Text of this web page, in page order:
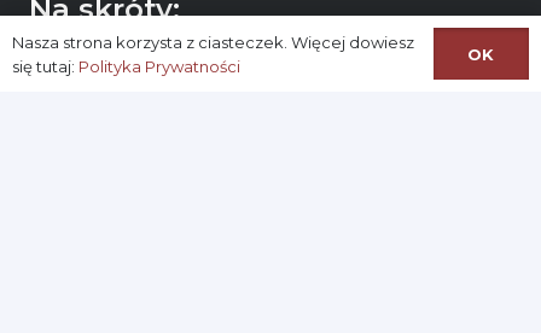
Na skróty:
Logowanie
Nasza strona korzysta z ciasteczek. Więcej dowiesz
się tutaj: Polityka Prywatności
OK